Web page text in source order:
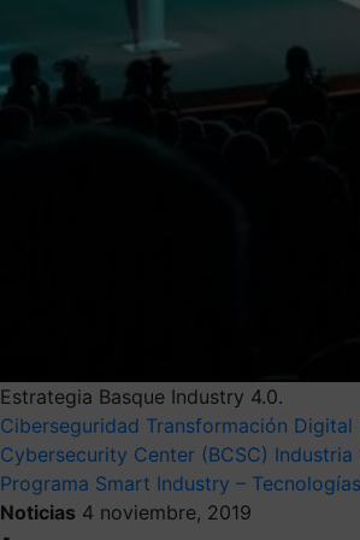
Estrategia Basque Industry 4.0.
Ciberseguridad Transformación Digital
Cybersecurity Center (BCSC)
Programa Smart Industry –
Noticias 4 noviembre, 2019